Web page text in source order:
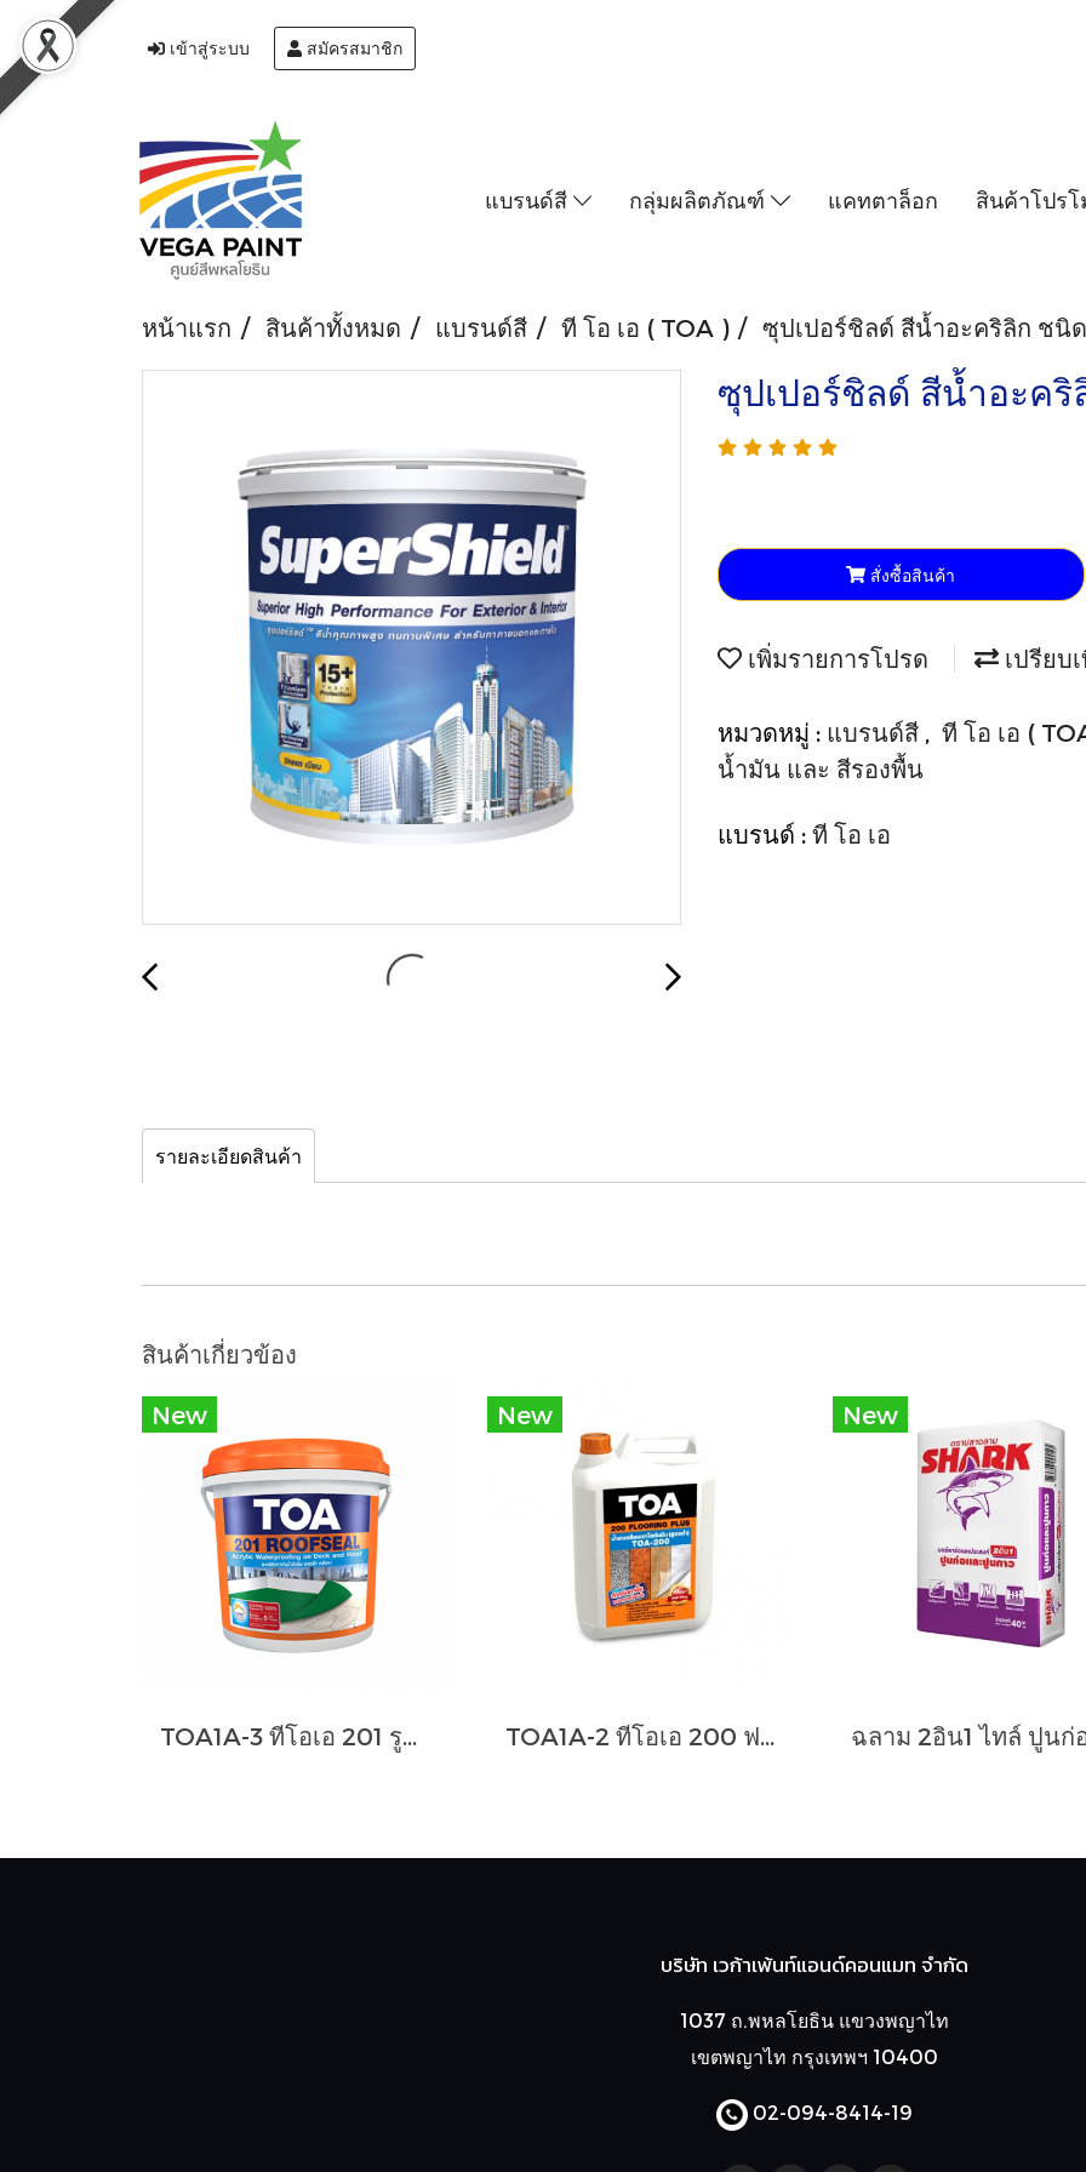
เข้าสู่ระบบ สมัครสมาชิก
แบรนด์สี กลุ่มผลิตภัณฑ์ แคทตาล็อก สินค้าโปร
หน้าแรก สินค้าทั้งหมด แบรนด์สี ที โอ เอ ( TOA ) ซุปเปอร์ชิลด์ สีน้ำอะคริลิก ชนิ
ซุปเปอร์ชิลด์ สีน้ำอะค
สั่งซื้อสินค้า
เพิ่มรายการโปรด เปรียบ
หมวดหมู่ : แบรนด์สี
ที โอ เอ (
น้ำมัน และ สีรองพื้น
แบรนด์ : ที โอ เอ
รายละเอียดสินค้า
สินค้าเกี่ยวข้อง
New
TOA1A-3 ทีโอเอ 201 รูฟซีล
New
TOA1A-2 ทีโอเอ 200 ฟลอริ่งพลัส
New
บริษัท เวก้าเพ้นท์แอนด์คอนแมท จำกัด
1037 ถ.พหลโยธิน แขวงพญาไท
เขตพญาไท กรุงเทพฯ 10400
02-094-8414-19